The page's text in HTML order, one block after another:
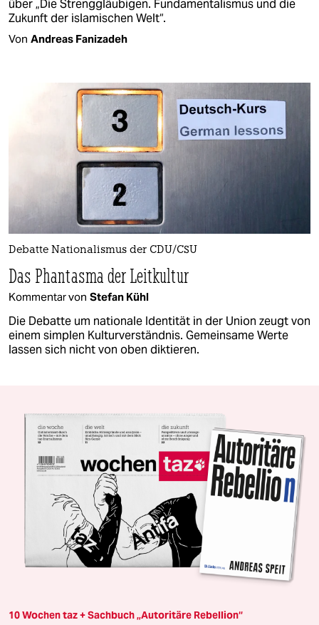
über „Die Strenggläubigen. Fundamentalismus und die
Zukunft der islamischen Welt“.
Von Andreas Fanizadeh
Debatte Nationalismus der CDU/CSU
Das Phantasma der Leitkultur
Kommentar von Stefan Kühl
Die Debatte um nationale Identität in der Union zeugt von
einem simplen Kulturverständnis. Gemeinsame Werte
lassen sich nicht von oben diktieren.
10 Wochen taz + Sachbuch „Autoritäre Rebellion“